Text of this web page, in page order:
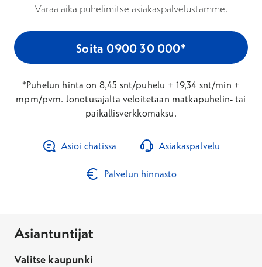
Varaa aika puhelimitse asiakaspalvelustamme.
Soita 0900 30 000*
*Puhelun hinta on 8,45 snt/puhelu + 19,34 snt/min +
mpm/pvm. Jonotusajalta veloitetaan matkapuhelin- tai
paikallisverkkomaksu.
Asioi chatissa Asiakaspalvelu
Palvelun hinnasto
Asiantuntijat
Valitse kaupunki